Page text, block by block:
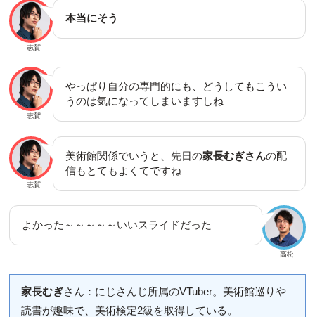
志賀
本当にそう
志賀
やっぱり自分の専門的にも、どうしてもこうい
うのは気になってしまいますしね
志賀
美術館関係でいうと、先日の家長むぎさんの配
信もとてもよくてですね
高松
よかった～～～～～いいスライドだった
家長むぎさん：にじさんじ所属のVTuber。美術館巡りや
読書が趣味で、美術検定2級を取得している。